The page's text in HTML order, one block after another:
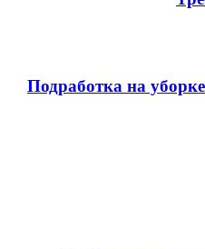
Подработка на